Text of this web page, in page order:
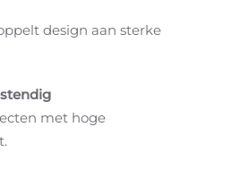
design aan sterke
met hoge